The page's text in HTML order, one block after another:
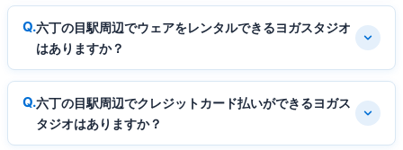
六丁の目駅周辺でウェアをレンタルできるヨガスタジオ
はありますか？
六丁の目駅周辺でクレジットカード払いができるヨガス
タジオはありますか？